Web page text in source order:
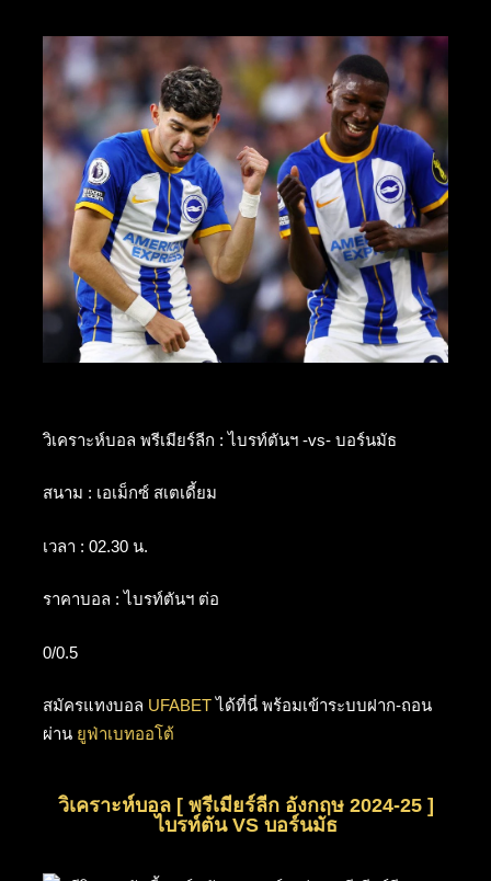
วิเคราะห์บอล พรีเมียร์ลีก : ไบรท์ตันฯ -vs- บอร์นมัธ
สนาม : เอเม็กซ์ สเตเดี้ยม
เวลา : 02.30 น.
ราคาบอล : ไบรท์ตันฯ ต่อ
0/0.5
สมัครแทงบอล UFABETได้ที่นี่ พร้อมเข้าระบบฝาก-ถอน
ผ่าน ยูฟ่าเบทออโต้
วิเคราะห์บอล [ พรีเมียร์ลีก อังกฤษ 2024-25 ]
ไบรท์ตัน VS บอร์นมัธ